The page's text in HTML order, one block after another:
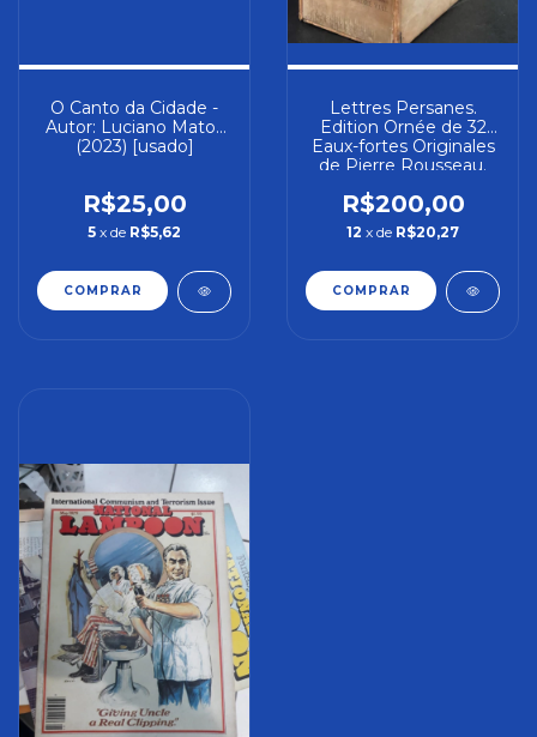
O Canto da Cidade -
Autor: Luciano Matos
(2023) [usado]
R$25,00
5 x de R$5,62
Lettres Persanes.
Edition Ornée de 32
Eaux-fortes Originales
de Pierre Rousseau.
Montesquieu ;
Rousseau (1948)
[usado]
R$200,00
12 x de R$20,27